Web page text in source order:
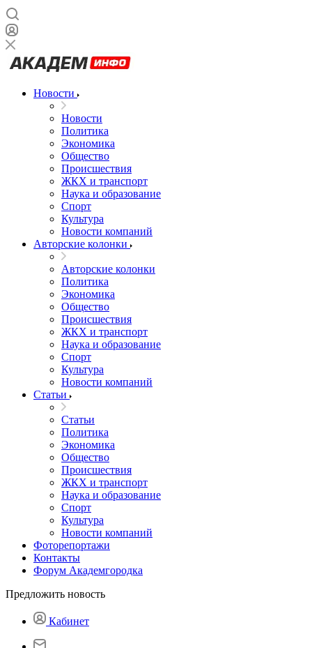
Новости
Новости
Политика
Экономика
Общество
Происшествия
ЖКХ и транспорт
Наука и образование
Спорт
Культура
Новости компаний
Авторские колонки
Авторские колонки
Политика
Экономика
Общество
Происшествия
ЖКХ и транспорт
Наука и образование
Спорт
Культура
Новости компаний
Статьи
Статьи
Политика
Экономика
Общество
Происшествия
ЖКХ и транспорт
Наука и образование
Спорт
Культура
Новости компаний
Фоторепортажи
Контакты
Форум Академгородка
Предложить новость
Кабинет